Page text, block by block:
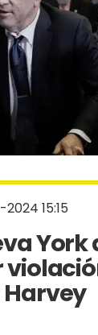
15:15
York